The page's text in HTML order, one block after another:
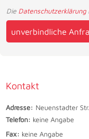
Die Datenschutzerklärung
unverbindliche
Kontakt
Adresse: Neuenstadter
Telefon: keine Angabe
Fax: keine Angabe